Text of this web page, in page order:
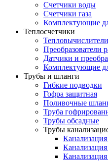
Счетчики воды
Счетчики газа
Комплектующие
Теплосчетчики
Тепловычислители
Преобразователи
Датчики и
Комплектующие
Трубы и шланги
Гибкие подводки
Гофра защитная
Поливочные
Труба
Трубы обсадные
Трубы